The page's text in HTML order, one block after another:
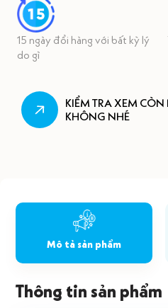
15 ngày đổi hàng với bất kỳ lý
do gì
KIỂM TRA XEM
KHÔNG NHÉ
Mô tả sản phẩm
Thông tin sản phẩm